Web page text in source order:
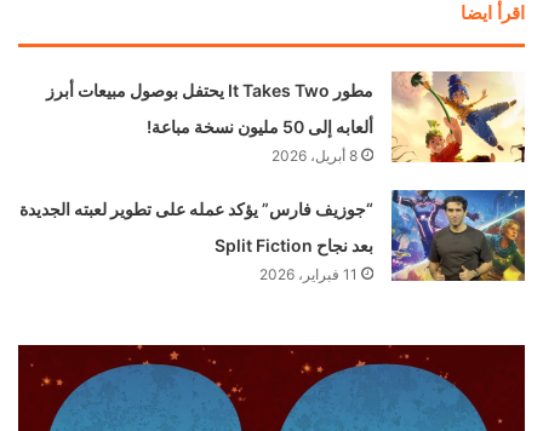
اقرأ ايضا
مطور It Takes Two يحتفل بوصول مبيعات أبرز
ألعابه إلى 50 مليون نسخة مباعة!
8 أبريل، 2026
“جوزيف فارس” يؤكد عمله على تطوير لعبته الجديدة
بعد نجاح Split Fiction
11 فبراير، 2026